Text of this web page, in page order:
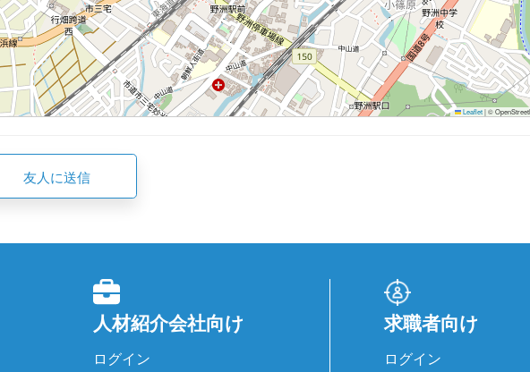
Leaflet|©
友人に送信
人材紹介会社向け
ログイン
求職者向け
ログイン